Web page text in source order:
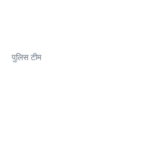
पुलिस टीम